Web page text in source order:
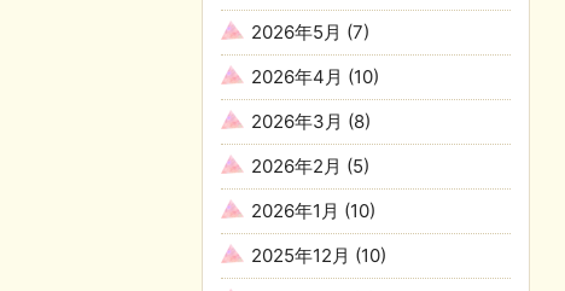
2026年5月 (7)
2026年4月 (10)
2026年3月 (8)
2026年2月 (5)
2026年1月 (10)
2025年12月 (10)